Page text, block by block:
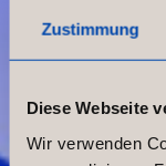
Zustimmung
Diese Webseite
Wir verwenden